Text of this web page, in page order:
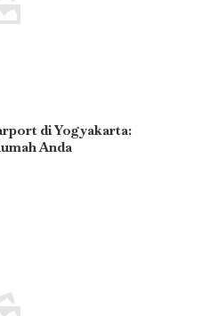
di Yogyakarta:
Anda